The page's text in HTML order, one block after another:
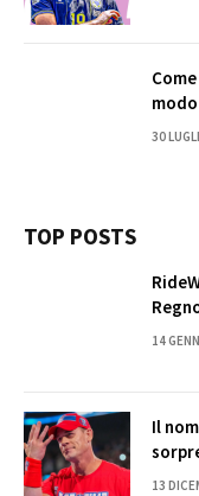
30
TOP POSTS
14
Il
Cena
13